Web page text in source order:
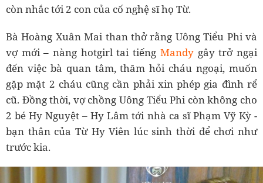
còn nhắc tới 2 con của cố nghệ sĩ họ Từ.
Bà Hoàng Xuân Mai than thở rằng Uông Tiểu Phi và
vợ mới – nàng hotgirl tai tiếng Mandygây trở ngại
đến việc bà quan tâm, thăm hỏi cháu ngoại, muốn
gặp mặt 2 cháu cũng cần phải xin phép gia đình rể
cũ. Đồng thời, vợ chồng Uông Tiểu Phi còn không cho
2 bé Hy Nguyệt – Hy Lâm tới nhà ca sĩ Phạm Vỹ Kỳ -
bạn thân của Từ Hy Viên lúc sinh thời để chơi như
trước kia.